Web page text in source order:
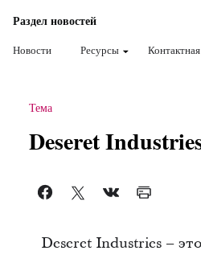
Раздел новостей
Новости Ресурсы
Тема
Deseret
Deseret Industries –